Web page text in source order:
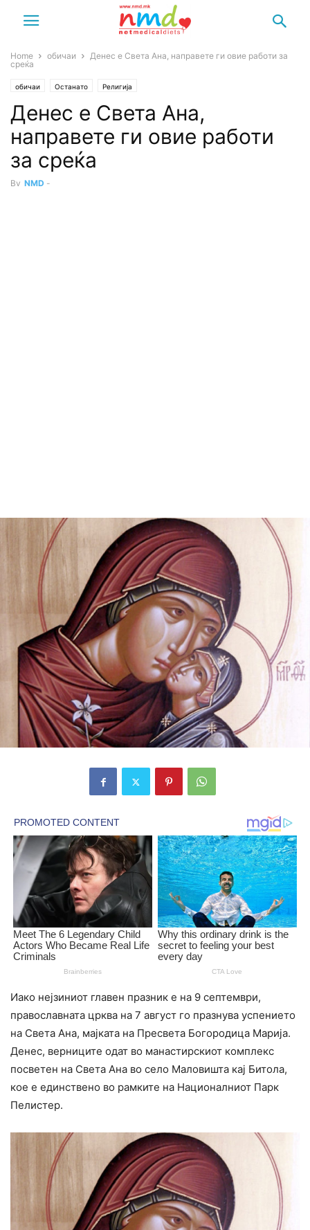
Home обичаи
Денес е Света Ана, направете ги овие работи за
среќа
обичаи Останато Религија
Денес е Света Ана,
направете ги овие работи
за среќа
By NMD -
Иако нејзиниот главен празник е на 9 септември,
православната црква на 7 август го празнува успението
на Света Ана, мајката на Пресвета Богородица Марија.
Денес, верниците одат во манастирскиот комплекс
посветен на Света Ана во село Маловишта кај Битола,
кое е единствено во рамките на Националниот Парк
Пелистер.